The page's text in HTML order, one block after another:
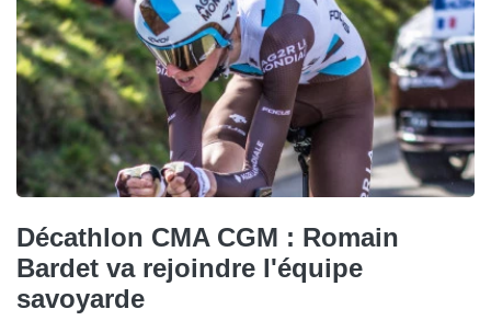
Décathlon CMA CGM : Romain
Bardet va rejoindre l'équipe
savoyarde